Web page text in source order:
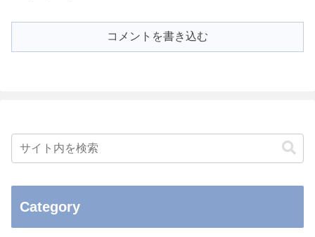
コメントを書き込む
Category